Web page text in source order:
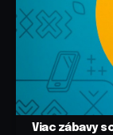
Viac zábavy